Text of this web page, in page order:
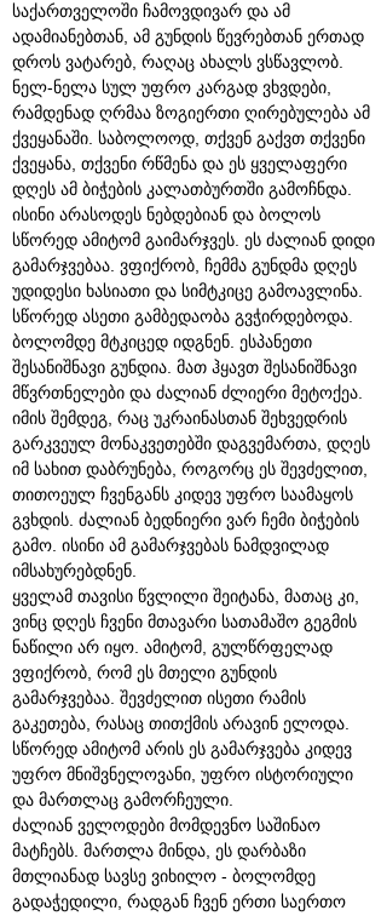
საქართველოში ჩამოვდივარ და ამ
ადამიანებთან, ამ გუნდის წევრებთან ერთად
დროს ვატარებ, რაღაც ახალს ვსწავლობ.
ნელ-ნელა სულ უფრო კარგად ვხვდები,
რამდენად ღრმაა ზოგიერთი ღირებულება ამ
ქვეყანაში. საბოლოოდ, თქვენ გაქვთ თქვენი
ქვეყანა, თქვენი რწმენა და ეს ყველაფერი
დღეს ამ ბიჭების კალათბურთში გამოჩნდა.
ისინი არასოდეს ნებდებიან და ბოლოს
სწორედ ამიტომ გაიმარჯვეს. ეს ძალიან დიდი
გამარჯვებაა. ვფიქრობ, ჩემმა გუნდმა დღეს
უდიდესი ხასიათი და სიმტკიცე გამოავლინა.
სწორედ ასეთი გამბედაობა გვჭირდებოდა.
ბოლომდე მტკიცედ იდგნენ. ესპანეთი
შესანიშნავი გუნდია. მათ ჰყავთ შესანიშნავი
მწვრთნელები და ძალიან ძლიერი მეტოქეა.
იმის შემდეგ, რაც უკრაინასთან შეხვედრის
გარკვეულ მონაკვეთებში დაგვემართა, დღეს
იმ სახით დაბრუნება, როგორც ეს შევძელით,
თითოეულ ჩვენგანს კიდევ უფრო საამაყოს
გვხდის. ძალიან ბედნიერი ვარ ჩემი ბიჭების
გამო. ისინი ამ გამარჯვებას ნამდვილად
იმსახურებდნენ.
ყველამ თავისი წვლილი შეიტანა, მათაც კი,
ვინც დღეს ჩვენი მთავარი სათამაშო გეგმის
ნაწილი არ იყო. ამიტომ, გულწრფელად
ვფიქრობ, რომ ეს მთელი გუნდის
გამარჯვებაა. შევძელით ისეთი რამის
გაკეთება, რასაც თითქმის არავინ ელოდა.
სწორედ ამიტომ არის ეს გამარჯვება კიდევ
უფრო მნიშვნელოვანი, უფრო ისტორიული
და მართლაც გამორჩეული.
ძალიან ველოდები მომდევნო საშინაო
მატჩებს. მართლა მინდა, ეს დარბაზი
მთლიანად სავსე ვიხილო - ბოლომდე
გადაჭედილი, რადგან ჩვენ ერთი საერთო